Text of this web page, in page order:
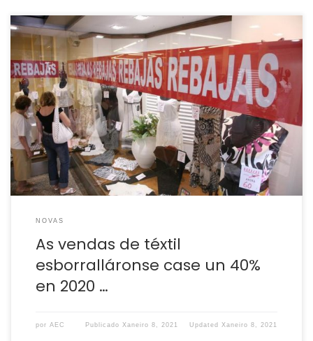
A patronal reclama ás Administracións axudas “específicas
e urxentes” para un sector que está nunha “situación
dramática” As vendas de pezas de moda e complementos
esborralláronse un 39,8% en 2020 polo impacto que tivo a
crise sanitaria do coronavirus no sector, segundo os datos
do barómetro da Asociación Empresarial do […]
NOVAS
As vendas de téxtil
esborralláronse case un 40%
en 2020 …
por AEC PublicadoXaneiro 8, 2021 UpdatedXaneiro 8, 2021